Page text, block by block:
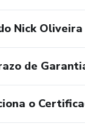
Nick Oliveira
de
o